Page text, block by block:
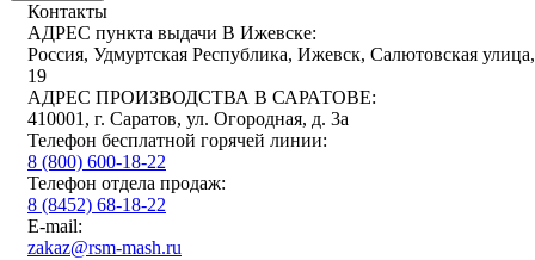
Контакты
АДРЕС пункта выдачи В Ижевске:
Россия, Удмуртская Республика, Ижевск, Салютовская улица,
19
АДРЕС ПРОИЗВОДСТВА В САРАТОВЕ:
410001, г. Саратов, ул. Огородная, д. 3а
Телефон бесплатной горячей линии:
8 (800) 600-18-22
Телефон отдела продаж:
8 (8452) 68-18-22
E-mail:
zakaz@rsm-mash.ru